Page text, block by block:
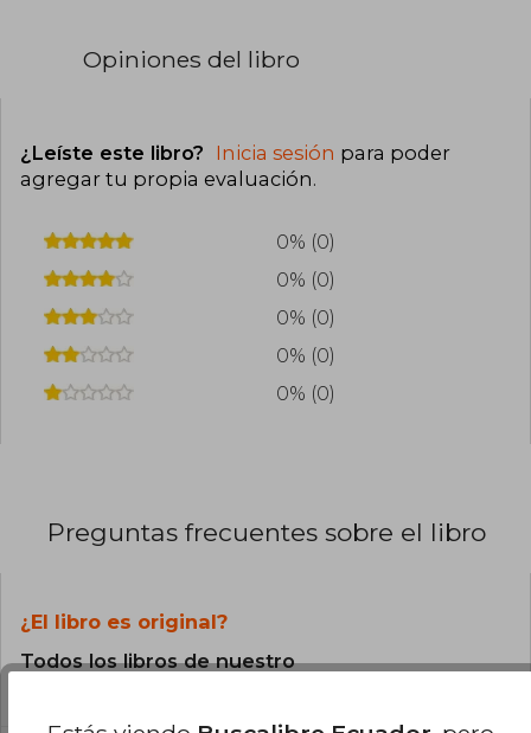
Opiniones del libro
¿Leíste este libro? Inicia sesión para poder
agregar tu propia evaluación.
0% (0)
0% (0)
0% (0)
0% (0)
0% (0)
Preguntas frecuentes sobre el libro
¿El libro es original?
Todos los libros de nuestro